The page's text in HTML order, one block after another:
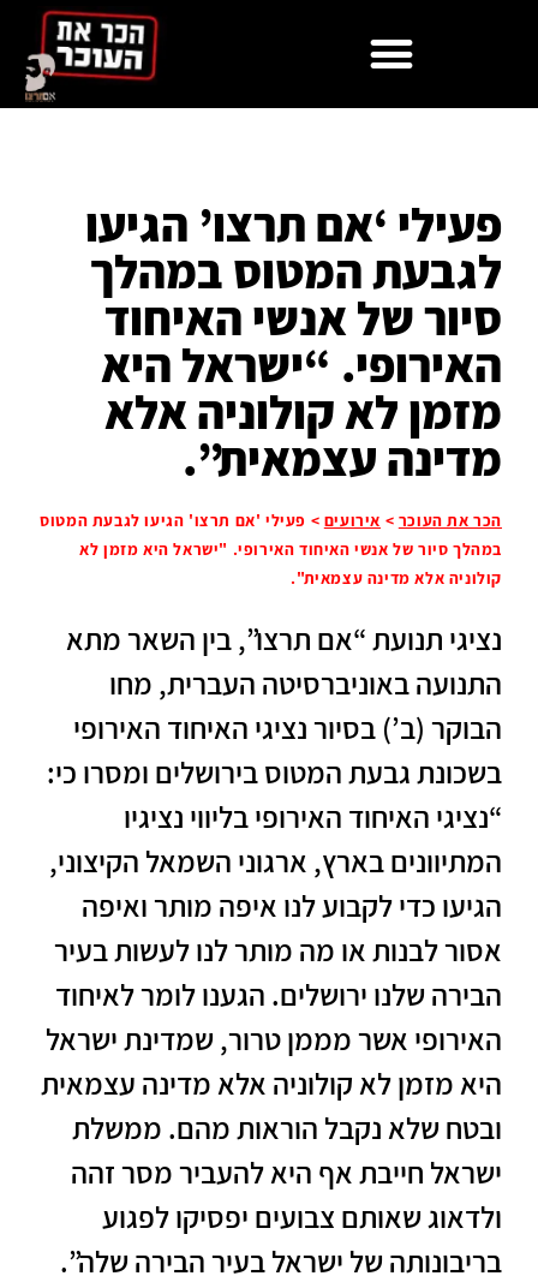
פעילי ‘אם תרצו’ הגיעו
לגבעת המטוס במהלך
סיור של אנשי האיחוד
האירופי. “ישראל היא
מזמן לא קולוניה אלא
מדינה עצמאית”.
הכר את העוכר > אירועים > פעילי 'אם תרצו' הגיעו לגבעת המטוס
במהלך סיור של אנשי האיחוד האירופי. "ישראל היא מזמן לא
קולוניה אלא מדינה עצמאית".
נציגי תנועת “אם תרצו”, בין השאר מתא
התנועה באוניברסיטה העברית, מחו
הבוקר (ב’) בסיור נציגי האיחוד האירופי
בשכונת גבעת המטוס בירושלים ומסרו כי:
“נציגי האיחוד האירופי בליווי נציגיו
המתיוונים בארץ, ארגוני השמאל הקיצוני,
הגיעו כדי לקבוע לנו איפה מותר ואיפה
אסור לבנות או מה מותר לנו לעשות בעיר
הבירה שלנו ירושלים. הגענו לומר לאיחוד
האירופי אשר מממן טרור, שמדינת ישראל
היא מזמן לא קולוניה אלא מדינה עצמאית
ובטח שלא נקבל הוראות מהם. ממשלת
ישראל חייבת אף היא להעביר מסר זהה
ולדאוג שאותם צבועים יפסיקו לפגוע
בריבונותה של ישראל בעיר הבירה שלה”.